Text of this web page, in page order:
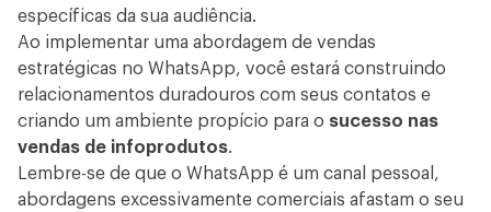
específicas da sua audiência.
Ao implementar uma abordagem de vendas
estratégicas no WhatsApp, você estará construindo
relacionamentos duradouros com seus contatos e
criando um ambiente propício para o sucesso nas
vendas de infoprodutos.
Lembre-se de que o WhatsApp é um canal pessoal,
abordagens excessivamente comerciais afastam o seu